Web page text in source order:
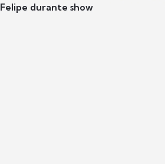
Felipe durante show